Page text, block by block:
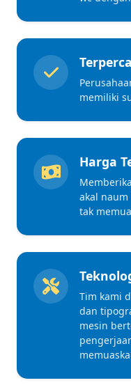
memiliki
Harga
akal
tak
Tim kami
dan
mesin